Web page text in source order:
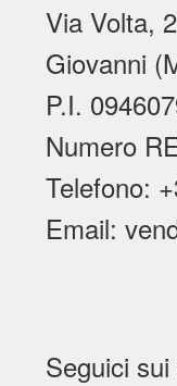
Via Volta,
Giovanni
P.I.
Numero
Telefono:
Email:
Seguici